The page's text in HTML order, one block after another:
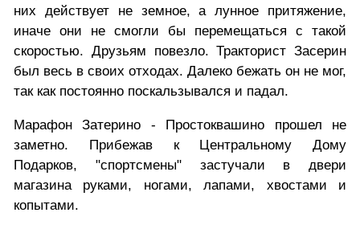
них действует не земное, а лунное притяжение,
иначе они не смогли бы перемещаться с такой
скоростью. Друзьям повезло. Тракторист Засерин
был весь в своих отходах. Далеко бежать он не мог,
так как постоянно поскальзывался и падал.
Марафон Затерино - Простоквашино прошел не
заметно. Прибежав к Центральному Дому
Подарков, "спортсмены" застучали в двери
магазина руками, ногами, лапами, хвостами и
копытами.